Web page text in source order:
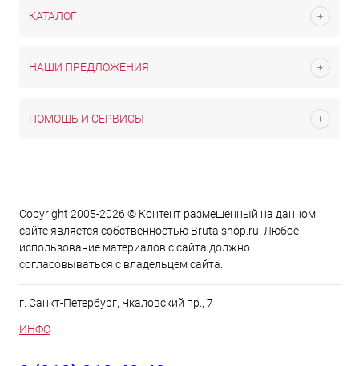
КАТАЛОГ
НАШИ ПРЕДЛОЖЕНИЯ
ПОМОЩЬ И СЕРВИСЫ
Copyright 2005-2026 © Контент размещенный на данном
сайте является cобственностью Brutalshop.ru. Любое
использование материалов с сайта должно
согласовываться с владельцем сайта.
г. Санкт-Петербург, Чкаловский пр., 7
ИНФО